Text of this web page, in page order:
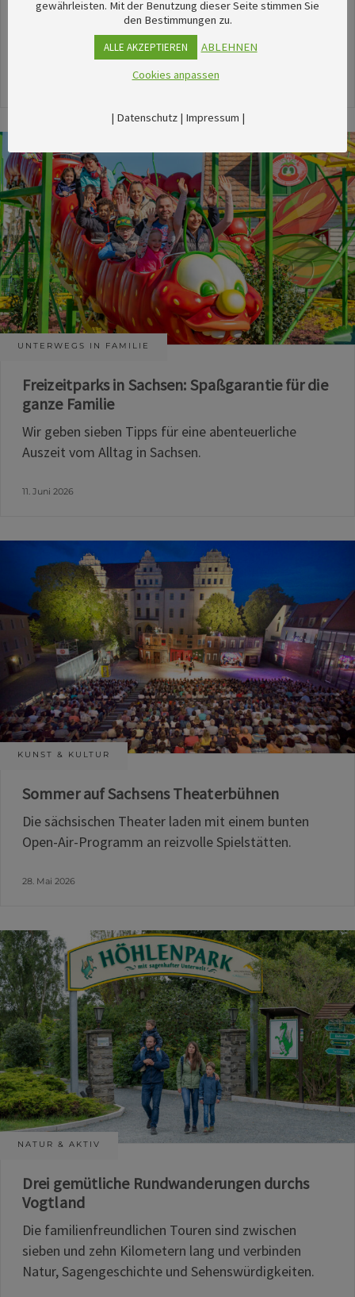
stimmungsvolle Veranstaltungen im August
herausgesucht.
UNTERWEGS IN FAMILIE
Freizeitparks in Sachsen: Spaßgarantie für die
ganze Familie
Wir geben sieben Tipps für eine abenteuerliche
Auszeit vom Alltag in Sachsen.
11. Juni 2026
KUNST & KULTUR
Sommer auf Sachsens Theaterbühnen
Die sächsischen Theater laden mit einem bunten
Open-Air-Programm an reizvolle Spielstätten.
28. Mai 2026
NATUR & AKTIV
Drei gemütliche Rundwanderungen durchs
Vogtland
Die familienfreundlichen Touren sind zwischen
sieben und zehn Kilometern lang und verbinden
Natur, Sagengeschichte und Sehenswürdigkeiten.
gewährleisten. Mit der Benutzung dieser Seite stimmen Sie
den Bestimmungen zu.
ALLE AKZEPTIEREN
ABLEHNEN
Cookies anpassen
| Datenschutz| Impressum |